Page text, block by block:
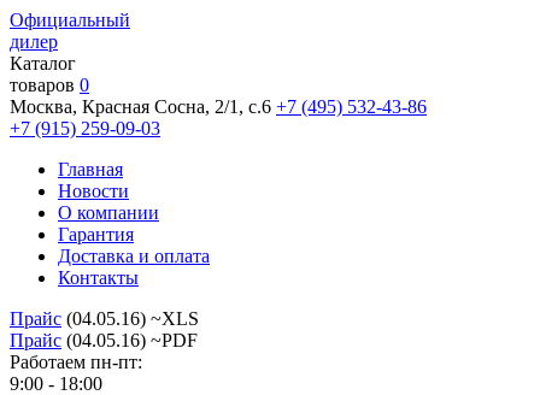
Официальный
дилер
Каталог
товаров 0
Москва, Красная Сосна, 2/1, с.6 +7 (495) 532-43-86
+7 (915) 259-09-03
Главная
Новости
О компании
Гарантия
Доставка и оплата
Контакты
Прайс (04.05.16) ~XLS
Прайс (04.05.16) ~PDF
Работаем пн-пт:
9:00 - 18:00